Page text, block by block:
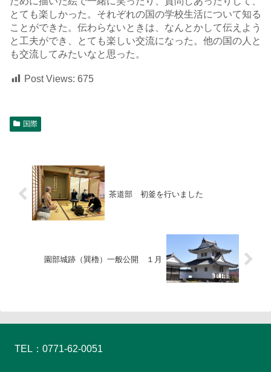
とても楽しかった。それぞれの国の学校生活について知る
ことができた。伝わらないときは、なんとかして伝えよう
と工夫ができ、とても楽しい交流になった。他の国の人と
も交流してみたいなと思った。
Post Views: 675
国際
茶道部 初釜を行いました
園部城跡（巽櫓）一般公開 １月
TEL：0771-62-0051